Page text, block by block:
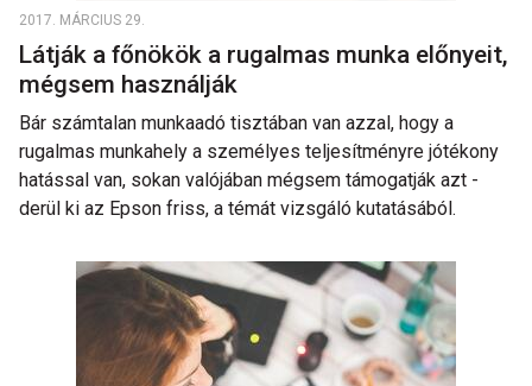
2017. MÁRCIUS 29.
Látják a főnökök a rugalmas munka előnyeit,
mégsem használják
Bár számtalan munkaadó tisztában van azzal, hogy a
rugalmas munkahely a személyes teljesítményre jótékony
hatással van, sokan valójában mégsem támogatják azt -
derül ki az Epson friss, a témát vizsgáló kutatásából.